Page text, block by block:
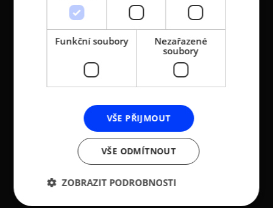
KONTAKTY
Asociace malých a
středních podniků a
živnostníků České
republiky (AMSP ČR)
Zápis v OR: Spisová
značka L 12282 vedená u
Městského soudu v
Praze (původní
registrace u MV ČR, č.j.
VS/1-1/48 640/01-R,
Sokolovská 100/94
186 00 Praha 8 - Karlín
T:+420 236 080 454
e-mail:
amsp@amsp.cz
web: www.amsp.cz
Datová schránka:
Funkční soubory
Nezařazené
soubory
VŠE PŘIJMOUT
VŠE ODMÍTNOUT
ZOBRAZIT PODROBNOSTI